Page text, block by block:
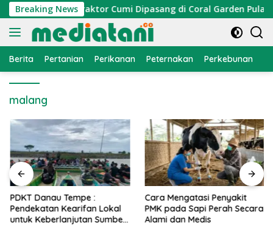
Langsung
ke
konten
Breaking News
Nelayan, Atraktor Cumi Dipasang di Coral Garden Pulau
Berita Pertanian Perikanan Peternakan Perkebunan
malang
PDKT Danau Tempe :
Pendekatan Kearifan Lokal
untuk Keberlanjutan Sumber
Cara Mengatasi Penyakit
PMK pada Sapi Perah Secara
Alami dan Medis